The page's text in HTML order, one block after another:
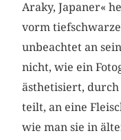
Araky, Japaner«
vorm
unbeachtet an
nicht, wie ein
ästhetisiert,
teilt, an eine
wie man sie in